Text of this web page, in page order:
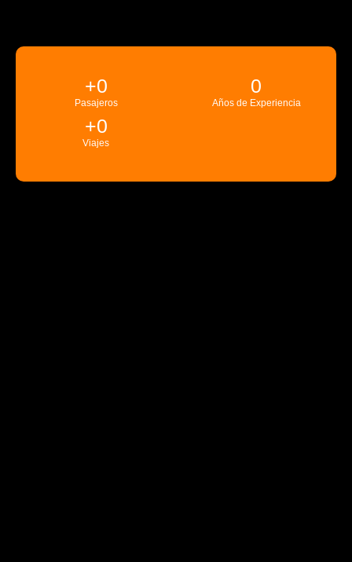
Pasajeros
+0
Años de Experiencia
0
Viajes
+0